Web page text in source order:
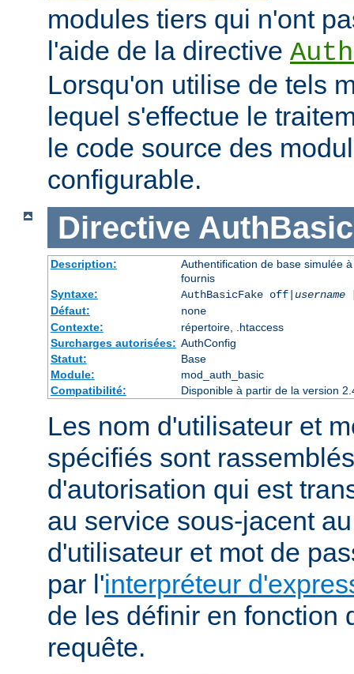
modules tiers qui n'ont
l'aide de la directive
Lorsqu'on utilise de tels
lequel s'effectue le
le code source des
configurable.
Directive
Description:
Authentification de base simulée
fournis
Syntaxe:
AuthBasicFake off| username
Défaut:
none
Contexte:
répertoire, .htaccess
Surcharges autorisées: AuthConfig
Statut:
Base
Module:
mod_auth_basic
Compatibilité:
Disponible à partir de la version
Les nom d'utilisateur et
spécifiés sont
d'autorisation qui est
au service sous-jacent
d'utilisateur et mot de
par l'interpréteur
de les définir en fonction
requête.